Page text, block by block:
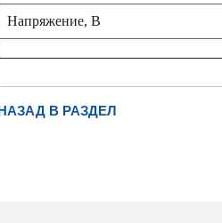
Напряжение, B
В РАЗДЕЛ